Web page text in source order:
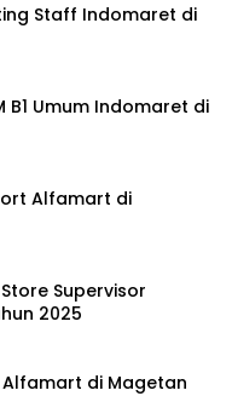
Staff Indomaret di
B1 Umum Indomaret di
Alfamart di
Supervisor
2025
di Magetan